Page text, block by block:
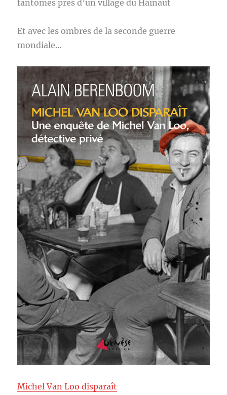
fantômes près d’un village du Hainaut
Et avec les ombres de la seconde guerre
mondiale…
Michel Van Loo disparaît